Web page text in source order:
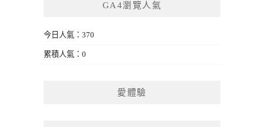
GA4瀏覽人氣
今日人氣：370
累積人氣：0
愛體驗